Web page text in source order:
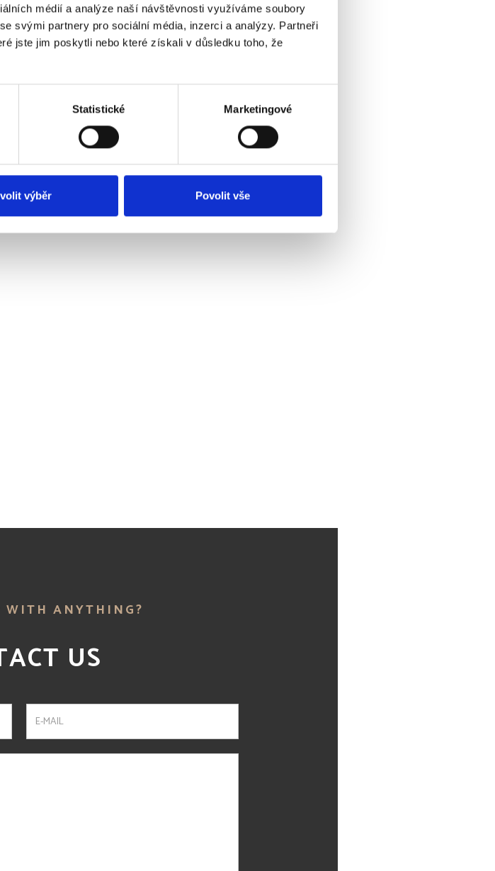
médií a analýze naší návštěvnosti využíváme soubory
svými partnery pro sociální média, inzerci a analýzy. Partneři
jste jim poskytli nebo které získali v důsledku toho, že
Statistické Marketingové
výběr Povolit vše
23 -ŠTĚPÁNSKÁstop.
WITH ANYTHING?
US